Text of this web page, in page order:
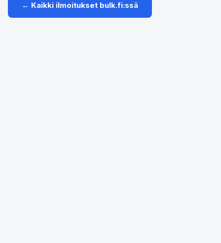
← Kaikki ilmoitukset bulk.fi:ssä